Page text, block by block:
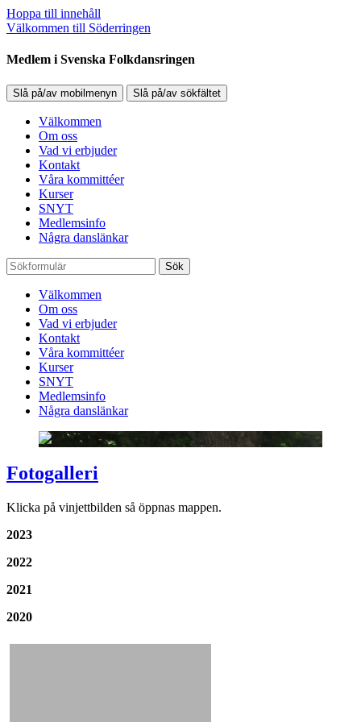
Hoppa till innehåll
Välkommen till Söderringen
Medlem i Svenska Folkdansringen
Slå på/av mobilmenyn Slå på/av sökfältet
Välkommen
Om oss
Vad vi erbjuder
Kontakt
Våra kommittéer
Kurser
SNYT
Medlemsinfo
Några danslänkar
Sök
Välkommen
Om oss
Vad vi erbjuder
Kontakt
Våra kommittéer
Kurser
SNYT
Medlemsinfo
Några danslänkar
Fotogalleri
Klicka på vinjettbilden så öppnas mappen.
2023
2022
2021
2020